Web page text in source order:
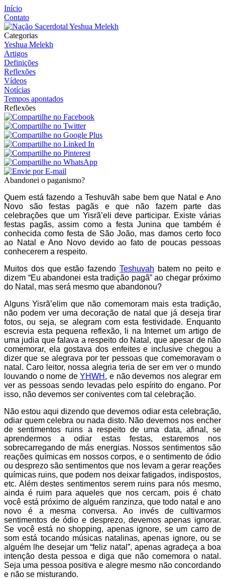
Início
Contato
Categorias
Yeshua Melekh
Artigos
Definições
Reflexões
Vídeos
Notícias
Tempos apontados
Reflexões
Abandonei o paganismo?
Quem está fazendo a Teshuvãh sabe bem que Natal e Ano
Novo são festas pagãs e que não fazem parte das
celebrações que um Yisrã’eli deve participar. Existe várias
festas pagãs, assim como a festa Junina que também é
conhecida como festa de São João, mas damos certo foco
ao Natal e Ano Novo devido ao fato de poucas pessoas
conhecerem a respeito.
Muitos dos que estão fazendo Teshuvah batem no peito e
dizem “Eu abandonei esta tradição pagã” ao chegar próximo
do Natal, mas será mesmo que abandonou?
Alguns Yisrã’elim que não comemoram mais esta tradição,
não podem ver uma decoração de natal que já deseja tirar
fotos, ou seja, se alegram com esta festividade. Enquanto
escrevia esta pequena reflexão, li na Internet um artigo de
uma judia que falava a respeito do Natal, que apesar de não
comemorar, ela gostava dos enfeites e inclusive chegou a
dizer que se alegrava por ter pessoas que comemoravam o
natal. Caro leitor, nossa alegria teria de ser em ver o mundo
louvando o nome deYHWH , e não devemos nos alegrar em
ver as pessoas sendo levadas pelo espírito do engano. Por
isso, não devemos ser coniventes com tal celebração.
Não estou aqui dizendo que devemos odiar esta celebração,
odiar quem celebra ou nada disto. Não devemos nos encher
de sentimentos ruins a respeito de uma data, afinal, se
aprendermos a odiar estas festas, estaremos nos
sobrecarregando de más energias. Nossos sentimentos são
reações químicas em nossos corpos, e o sentimento de ódio
ou desprezo são sentimentos que nos levam a gerar reações
químicas ruins, que podem nos deixar fatigados, indispostos,
etc. Além destes sentimentos serem ruins para nós mesmo,
ainda é ruim para aqueles que nos cercam, pois é chato
você está próximo de alguém ranzinza, que todo natal e ano
novo é a mesma conversa. Ao invés de cultivarmos
sentimentos de ódio e desprezo, devemos apenas ignorar.
Se você está no shopping, apenas ignore, se um carro de
som está tocando músicas natalinas, apenas ignore, ou se
alguém lhe desejar um “feliz natal”, apenas agradeça a boa
intenção desta pessoa e diga que não comemora o natal.
Seja uma pessoa positiva e alegre mesmo não concordando
e não se misturando.